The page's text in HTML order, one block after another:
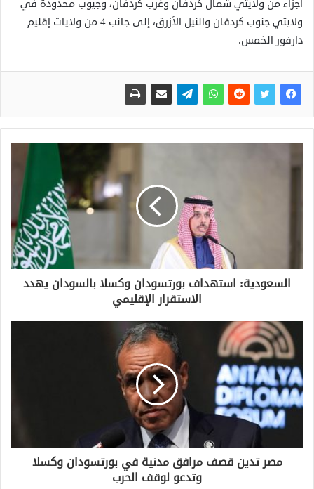
أجزاء من ولايتي شمال كردفان وغرب كردفان، وجيوب محدودة في
ولايتي جنوب كردفان والنيل الأزرق، إلى جانب 4 من ولايات إقليم
دارفور الخمس.
السعودية: استهداف بورتسودان وكسلا بالسودان يهدد
الاستقرار الإقليمي
مصر تدين قصف مرافق مدنية في بورتسودان وكسلا
وتدعو لوقف الحرب